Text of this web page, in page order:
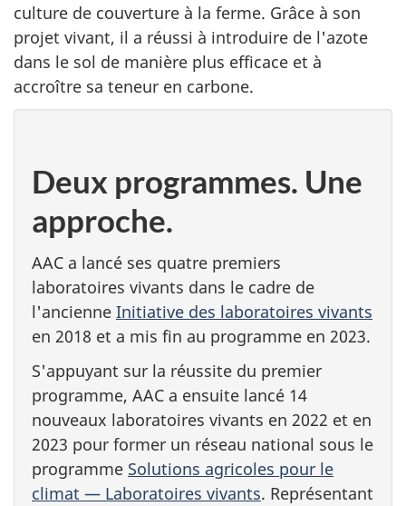
culture de couverture à la ferme. Grâce à son
projet vivant, il a réussi à introduire de l'azote
dans le sol de manière plus efficace et à
accroître sa teneur en carbone.
Deux programmes. Une
approche.
AAC a lancé ses quatre premiers
laboratoires vivants dans le cadre de
l'ancienne Initiative des laboratoires vivants
en 2018 et a mis fin au programme en 2023.
S'appuyant sur la réussite du premier
programme, AAC a ensuite lancé 14
nouveaux laboratoires vivants en 2022 et en
2023 pour former un réseau national sous le
programme Solutions agricoles pour le
climat — Laboratoires vivants. Représentant